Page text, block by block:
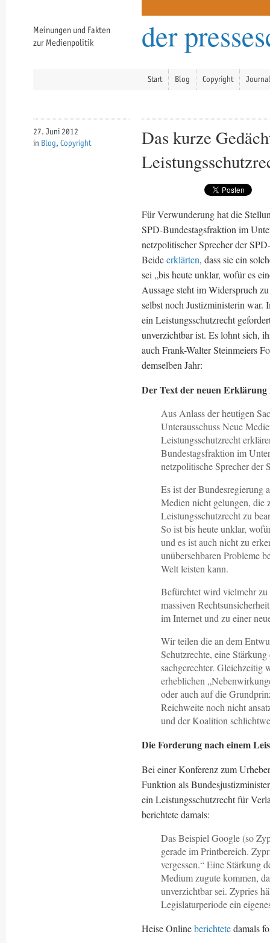
Meinungen und Fakten
zur Medienpolitik
der
Start Blog Copyright
27. Juni 2012
in Blog, Copyright
Das kurze
Für Verwunderung hat die
SPD-Bundestagsfraktion im
netzpolitischer Sprecher der
Beideerklärten, dass sie ein
sei „bis heute unklar, wofür es
Aussage steht im Widerspruch
selbst noch Justizministerin war.
ein Leistungsschutzrecht
unverzichtbar ist. Es lohnt sich,
auch Frank-Walter Steinmeiers
demselben Jahr:
Der Text der neuen
Aus Anlass der heutigen
Unterausschuss Neue
Leistungsschutzrecht
Bundestagsfraktion im
netzpolitische Sprecher
Es ist der Bundesregierung
Medien nicht gelungen, die
Leistungsschutzrecht zu
So ist bis heute unklar,
und es ist auch nicht zu
unübersehbaren Probleme
Welt leisten kann.
Befürchtet wird vielmehr zu
massiven
im Internet und zu einer
Wir teilen die an dem
Schutzrechte, eine
sachgerechter. Gleichzeitig
erheblichen
oder auch auf die
Reichweite noch nicht
und der Koalition
Die Forderung nach einem
Bei einer Konferenz zum
Funktion als
ein Leistungsschutzrecht für
berichtete damals:
Das Beispiel Google (so
gerade im Printbereich.
vergessen.“ Eine Stärkung
Medium zugute kommen,
unverzichtbar sei. Zypries
Legislaturperiode ein
Heise Onlineberichtetedamals